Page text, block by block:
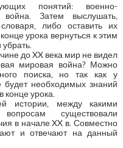
понятий: военно-
Затем выслушать,
либо оставить их
урока вернуться к этим
до XX века мир не видел
мировая война? Можно
поиска, но так как у
необходимых знаний
конце урока.
истории, между какими
существовали
в начале XX в. Совместно
и отвечают на данный